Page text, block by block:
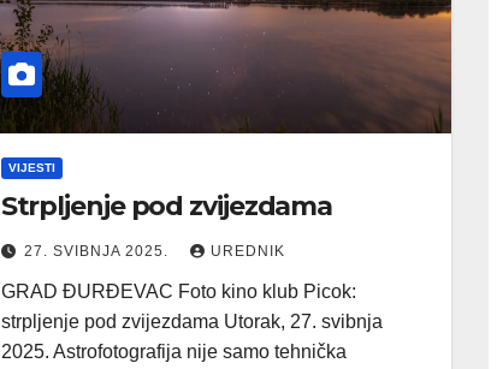
VIJESTI
Strpljenje pod zvijezdama
27. SVIBNJA 2025. UREDNIK
GRAD ĐURĐEVAC Foto kino klub Picok:
strpljenje pod zvijezdama Utorak, 27. svibnja
2025. Astrofotografija nije samo tehnička